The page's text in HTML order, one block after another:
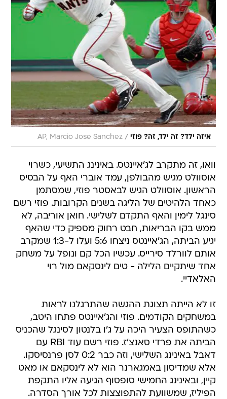
איזה ילד? זה ילד, זה? פוזי /
AP, Marcio Jose Sanchez
וואו, זה מתקרב לג'איינטס. באינינג התשיעי, כשרוי
אוסוולט מגיש מהבולפן, עמד אוברי האף על הבסיס
הראשון. אוסוולט הגיש לבאסטר פוזי, שמסתמן
כאחד הלהיטים של הליגה בשנים הקרובות. פוזי רשם
סינגל לימין והאף התקדם לשלישי. חואן אוריבה, לא
ממש בקו הבריאות, חבט רחוק מספיק כדי שהאף
יגיע הביתה, הג'איינטס ניצחו 5:6 ועלו ל-1:3 שמקרב
אותם לוורלד סירייס. עכשיו הכל קם ונופל על משחק
אחד שיתקיים הלילה - טים לינסקאם מול רוי
האלאדיי.
זו לא הייתה תצוגת ההגשה שהתרגלנו לראות
במשחקים הקודמים. פוזי והג'איינטס פתחו היטב,
כשהתופס הצעיר היכה על ג'ו בלנטון לסינגל שהכניס
הביתה את פרדי סאנצ'ז. פוזי רשם עוד RBI עם
דאבל באינינג השלישי, וזה כבר 0:2 לסן פרנסיסקו.
אלא שמדיסון באמגארנר הוא לא לינסקאם או מאט
קיין, ובאינינג החמישי סופסוף הגיעה אליו התקפת
הפיליז, שמשוועת להתפוצצות לכל אורך הסדרה.